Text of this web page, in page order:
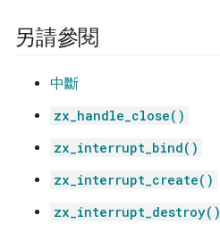
另請參閱
中斷
zx_handle_close()
zx_interrupt_bind()
zx_interrupt_create()
zx_interrupt_destroy()